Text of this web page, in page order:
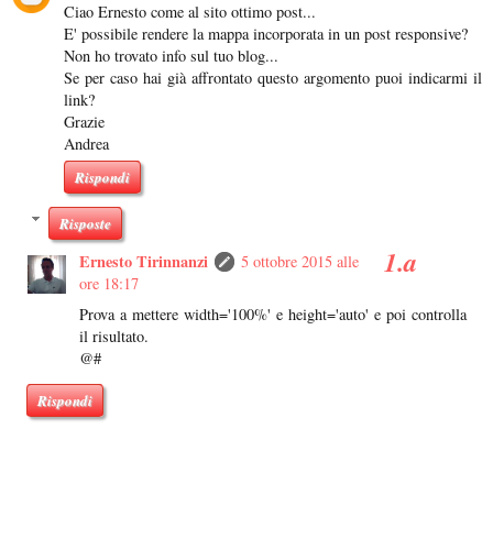
Ciao Ernesto come al sito ottimo post...
E' possibile rendere la mappa incorporata in un post responsive?
Non ho trovato info sul tuo blog...
Se per caso hai già affrontato questo argomento puoi indicarmi il
link?
Grazie
Andrea
Rispondi
Risposte
Ernesto Tirinnanzi
5 ottobre 2015 alle
ore 18:17
Prova a mettere width='100%' e height='auto' e poi controlla
il risultato.
@#
Rispondi